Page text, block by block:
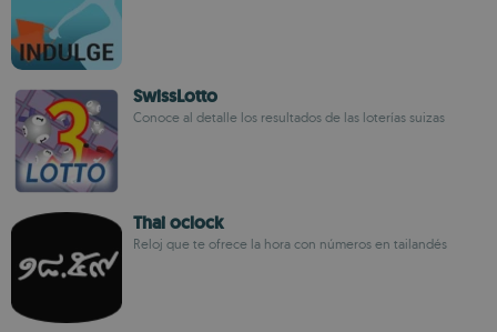
SwissLotto
Conoce al detalle los resultados de las loterías suizas
Thai oclock
Reloj que te ofrece la hora con números en tailandés